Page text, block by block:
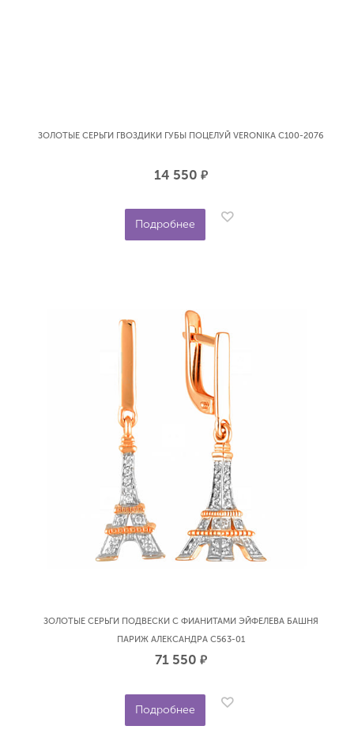
ЗОЛОТЫЕ СЕРЬГИ ГВОЗДИКИ ГУБЫ ПОЦЕЛУЙ VERONIKA С100-2076
14 550 р.
Подробнее
ЗОЛОТЫЕ СЕРЬГИ ПОДВЕСКИ С ФИАНИТАМИ ЭЙФЕЛЕВА БАШНЯ
ПАРИЖ АЛЕКСАНДРА С563-01
71 550 р.
Подробнее